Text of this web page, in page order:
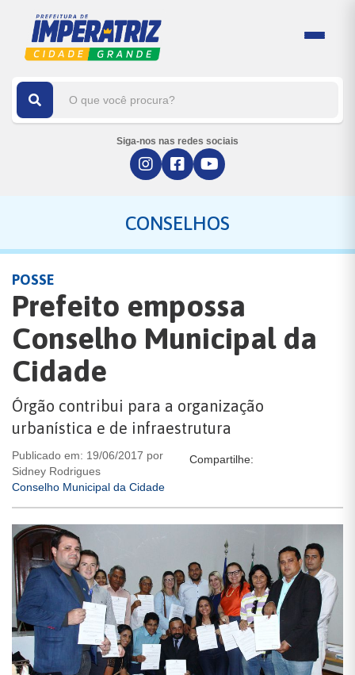
Siga-nos nas redes sociais
CONSELHOS
POSSE
Prefeito empossa
Conselho Municipal da
Cidade
Órgão contribui para a organização
urbanística e de infraestrutura
Publicado em: 19/06/2017 por
Sidney Rodrigues
Conselho Municipal da Cidade
Compartilhe: